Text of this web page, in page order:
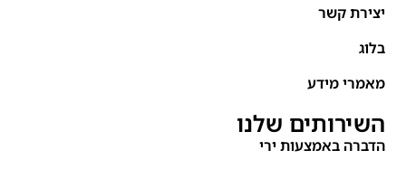
יצירת קשר
בלוג
מאמרי מידע
השירותים שלנו
הדברה באמצעות ירי